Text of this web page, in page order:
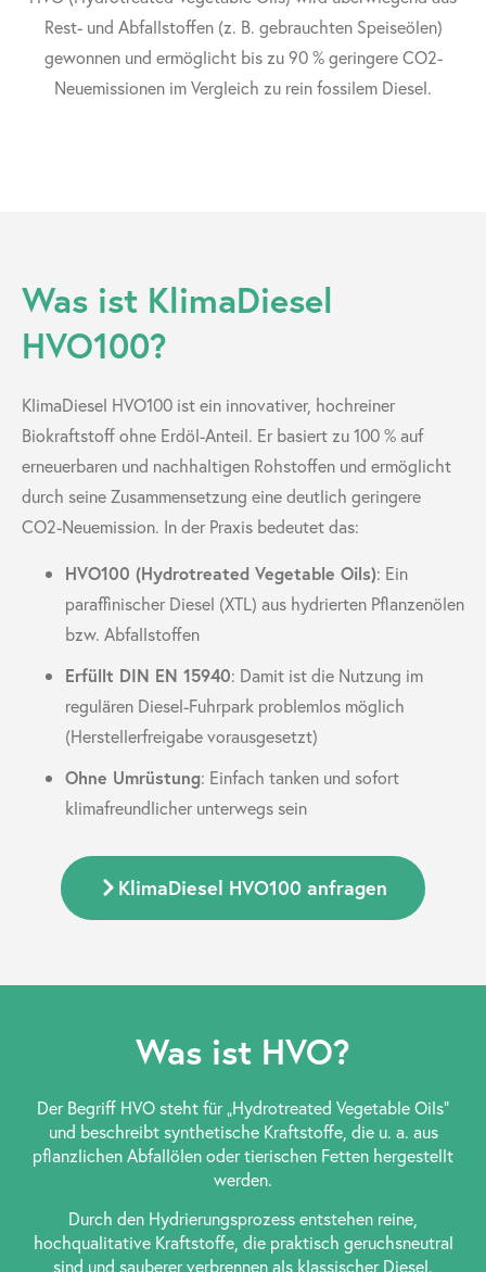
Rest- und Abfallstoffen (z. B. gebrauchten Speiseölen)
gewonnen und ermöglicht bis zu 90 % geringere CO2-
Neuemissionen im Vergleich zu rein fossilem Diesel.
Was ist KlimaDiesel
HVO100?
KlimaDiesel HVO100 ist ein innovativer, hochreiner
Biokraftstoff ohne Erdöl-Anteil. Er basiert zu 100 % auf
erneuerbaren und nachhaltigen Rohstoffen und ermöglicht
durch seine Zusammensetzung eine deutlich geringere
CO2-Neuemission. In der Praxis bedeutet das:
HVO100 (Hydrotreated Vegetable Oils): Ein
paraffinischer Diesel (XTL) aus hydrierten Pflanzenölen
bzw. Abfallstoffen
Erfüllt DIN EN 15940: Damit ist die Nutzung im
regulären Diesel-Fuhrpark problemlos möglich
(Herstellerfreigabe vorausgesetzt)
Ohne Umrüstung: Einfach tanken und sofort
klimafreundlicher unterwegs sein
KlimaDiesel HVO100 anfragen
Was ist HVO?
Der Begriff HVO steht für „Hydrotreated Vegetable Oils“
und beschreibt synthetische Kraftstoffe, die u. a. aus
pflanzlichen Abfallölen oder tierischen Fetten hergestellt
werden.
Durch den Hydrierungsprozess entstehen reine,
hochqualitative Kraftstoffe, die praktisch geruchsneutral
sind und sauberer verbrennen als klassischer Diesel.